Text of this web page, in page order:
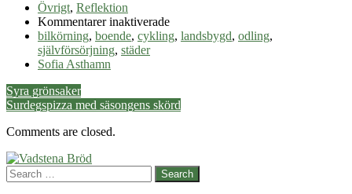
Övrigt, Reflektion
Kommentarer inaktiveradeför
På
bilkörning, boende, cykling, landsbygd, odling,
självförsörjning, städer
Sofia Asthamn
Post
navigation
Syra grönsaker
Surdegspizza med säsongens skörd
Comments are closed.
Search